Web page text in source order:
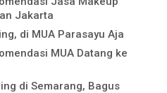
Jakarta
di MUA Parasayu Aja
MUA Datang ke
di Semarang, Bagus